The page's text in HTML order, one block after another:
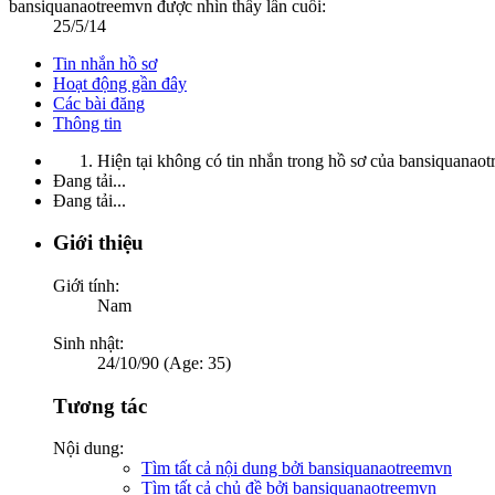
bansiquanaotreemvn được nhìn thấy lần cuối:
25/5/14
Tin nhắn hồ sơ
Hoạt động gần đây
Các bài đăng
Thông tin
Hiện tại không có tin nhắn trong hồ sơ của
Đang tải...
Đang tải...
Giới thiệu
Giới tính:
Nam
Sinh nhật:
24/10/90 (Age: 35)
Tương tác
Nội dung:
Tìm tất cả nội dung bởi bansiquanaotreemvn
Tìm tất cả chủ đề bởi bansiquanaotreemvn